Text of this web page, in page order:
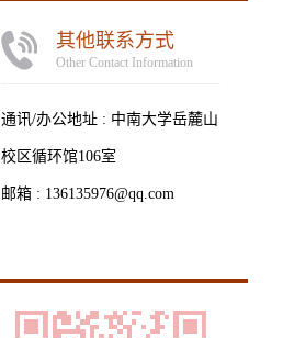
其他联系方式
Other Contact Information
通讯/办公地址 : 中南大学岳麓山
校区循环馆106室
邮箱 : 136135976@qq.com